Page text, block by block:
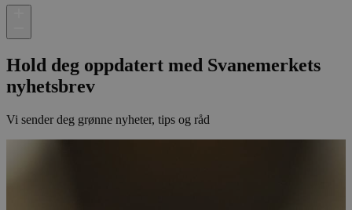
Hold deg oppdatert med Svanemerkets
nyhetsbrev
Vi sender deg grønne nyheter, tips og råd